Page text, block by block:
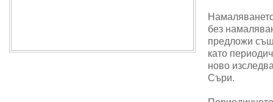
без
предложи
като
ново
Съри.